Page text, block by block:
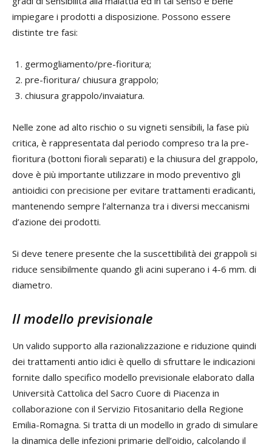
impiegare i prodotti a disposizione. Possono essere
distinte tre fasi:
germogliamento/pre-fioritura;
pre-fioritura/ chiusura grappolo;
chiusura grappolo/invaiatura.
Nelle zone ad alto rischio o su vigneti sensibili, la fase più
critica, è rappresentata dal periodo compreso tra la pre-
fioritura (bottoni fiorali separati) e la chiusura del grappolo,
dove è più importante utilizzare in modo preventivo gli
antioidici con precisione per evitare trattamenti eradicanti,
mantenendo sempre l’alternanza tra i diversi meccanismi
d’azione dei prodotti.
Si deve tenere presente che la suscettibilità dei grappoli si
riduce sensibilmente quando gli acini superano i 4-6 mm. di
diametro.
Il modello previsionale
Un valido supporto alla razionalizzazione e riduzione quindi
dei trattamenti antio idici è quello di sfruttare le indicazioni
fornite dallo specifico modello previsionale elaborato dalla
Università Cattolica del Sacro Cuore di Piacenza in
collaborazione con il Servizio Fitosanitario della Regione
Emilia-Romagna. Si tratta di un modello in grado di simulare
la dinamica delle infezioni primarie dell’oidio, calcolando il